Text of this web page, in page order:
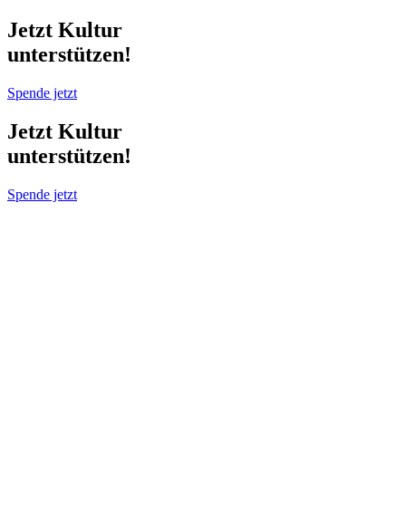
Jetzt Kultur
unterstützen!
Spende jetzt
Jetzt Kultur
unterstützen!
Spende jetzt